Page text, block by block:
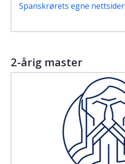
Spanskrørets egne nettsider
2-årig master